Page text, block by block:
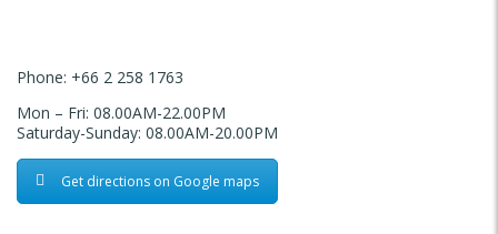
Phone: +66 2 258 1763
Mon – Fri: 08.00AM-22.00PM
Saturday-Sunday: 08.00AM-20.00PM
Get directions on Google maps